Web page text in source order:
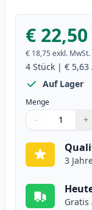
€ 22,50
€ 18,75 exkl. MwSt.
4 Stück | € 5,63
Auf Lager
Menge
Verwenden Sie
− +
1
3
Gratis